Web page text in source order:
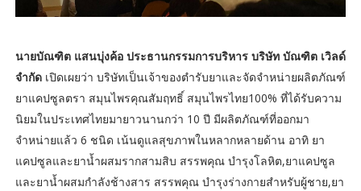
นายบัณฑิต แสนบุ่งค้อ ประธานกรรมการบริหาร บริษัท บัณฑิต เวิลด์
จำกัดเปิดเผยว่า บริษัทเป็นเจ้าของตำรับยาและจัดจำหน่ายผลิตภัณฑ์
ยาแคปซูลตรา สมุนไพรคุณสัมฤทธิ์ สมุนไพรไทย100% ที่ได้รับความ
นิยมในประเทศไทยมายาวนานกว่า 10 ปี มีผลิตภัณฑ์ที่ออกมา
จำหน่ายแล้ว 6 ชนิด เน้นดูแลสุขภาพในหลากหลายด้าน อาทิ ยา
แคปซูลและยาน้ำผสมรากสามสิบ สรรพคุณ บำรุงโลหิต,ยาแคปซูล
และยาน้ำผสมกำลังช้างสาร สรรพคุณ บำรุงร่างกายสำหรับผู้ชาย,ยา